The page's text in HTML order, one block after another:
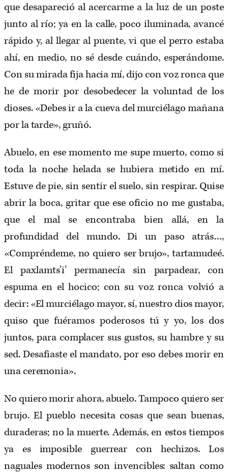
que desapareció al acercarme a la luz de un poste
junto al río; ya en la calle, poco iluminada, avancé
rápido y, al llegar al puente, vi que el perro estaba
ahí, en medio, no sé desde cuándo, esperándome.
Con su mirada fija hacia mí, dijo con voz ronca que
he de morir por desobedecer la voluntad de los
dioses. «Debes ir a la cueva del murciélago mañana
por la tarde», gruñó.
Abuelo, en ese momento me supe muerto, como si
toda la noche helada se hubiera metido en mí.
Estuve de pie, sin sentir el suelo, sin respirar. Quise
abrir la boca, gritar que ese oficio no me gustaba,
que el mal se encontraba bien allá, en la
profundidad del mundo. Di un paso atrás…,
«Compréndeme, no quiero ser brujo», tartamudeé.
El paxlamts’i’ permanecía sin parpadear, con
espuma en el hocico; con su voz ronca volvió a
decir: «El murciélago mayor, sí, nuestro dios mayor,
quiso que fuéramos poderosos tú y yo, los dos
juntos, para complacer sus gustos, su hambre y su
sed. Desafiaste el mandato, por eso debes morir en
una ceremonia».
No quiero morir ahora, abuelo. Tampoco quiero ser
brujo. El pueblo necesita cosas que sean buenas,
duraderas; no la muerte. Además, en estos tiempos
ya es imposible guerrear con hechizos. Los
naguales modernos son invencibles: saltan como